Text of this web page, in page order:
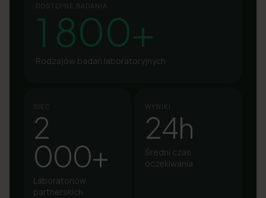
DOSTĘPNE BADANIA
1 800+
Rodzajów badań laboratoryjnych
SIEĆ
2
000+
Laboratoriów
partnerskich
WYNIKI
24h
Średni czas
oczekiwania